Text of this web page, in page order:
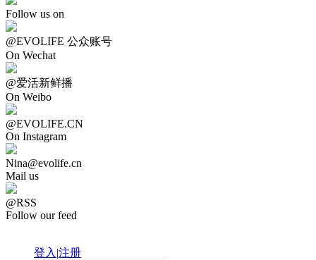
Follow us on
@EVOLIFE 公众账号
On Wechat
@爱活新鲜播
On Weibo
@EVOLIFE.CN
On Instagram
Nina@evolife.cn
Mail us
@RSS
Follow our feed
登入|注册